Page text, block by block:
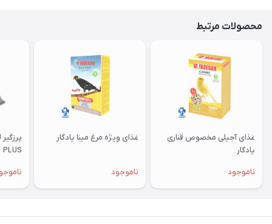
محصولات مرتبط
غذای آجیلی مخصوص قناری
یادگار
ناموجود
غذای ویژه مرغ مینا یادگار
ناموجود
PLUS